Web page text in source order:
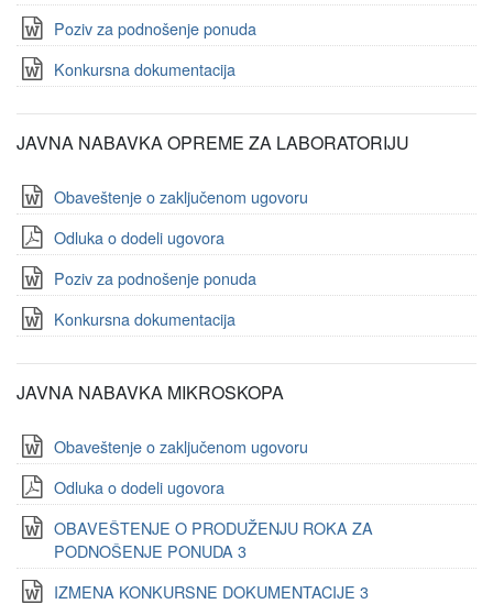
Poziv za podnošenje ponuda
Konkursna dokumentacija
JAVNA NABAVKA OPREME ZA LABORATORIJU
Obaveštenje o zaključenom ugovoru
Odluka o dodeli ugovora
Poziv za podnošenje ponuda
Konkursna dokumentacija
JAVNA NABAVKA MIKROSKOPA
Obaveštenje o zaključenom ugovoru
Odluka o dodeli ugovora
OBAVEŠTENJE O PRODUŽENJU ROKA ZA
PODNOŠENJE PONUDA 3
IZMENA KONKURSNE DOKUMENTACIJE 3